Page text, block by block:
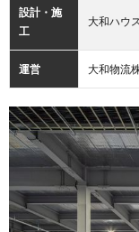
設計・施
工
大和ハウ
運営 大和物流